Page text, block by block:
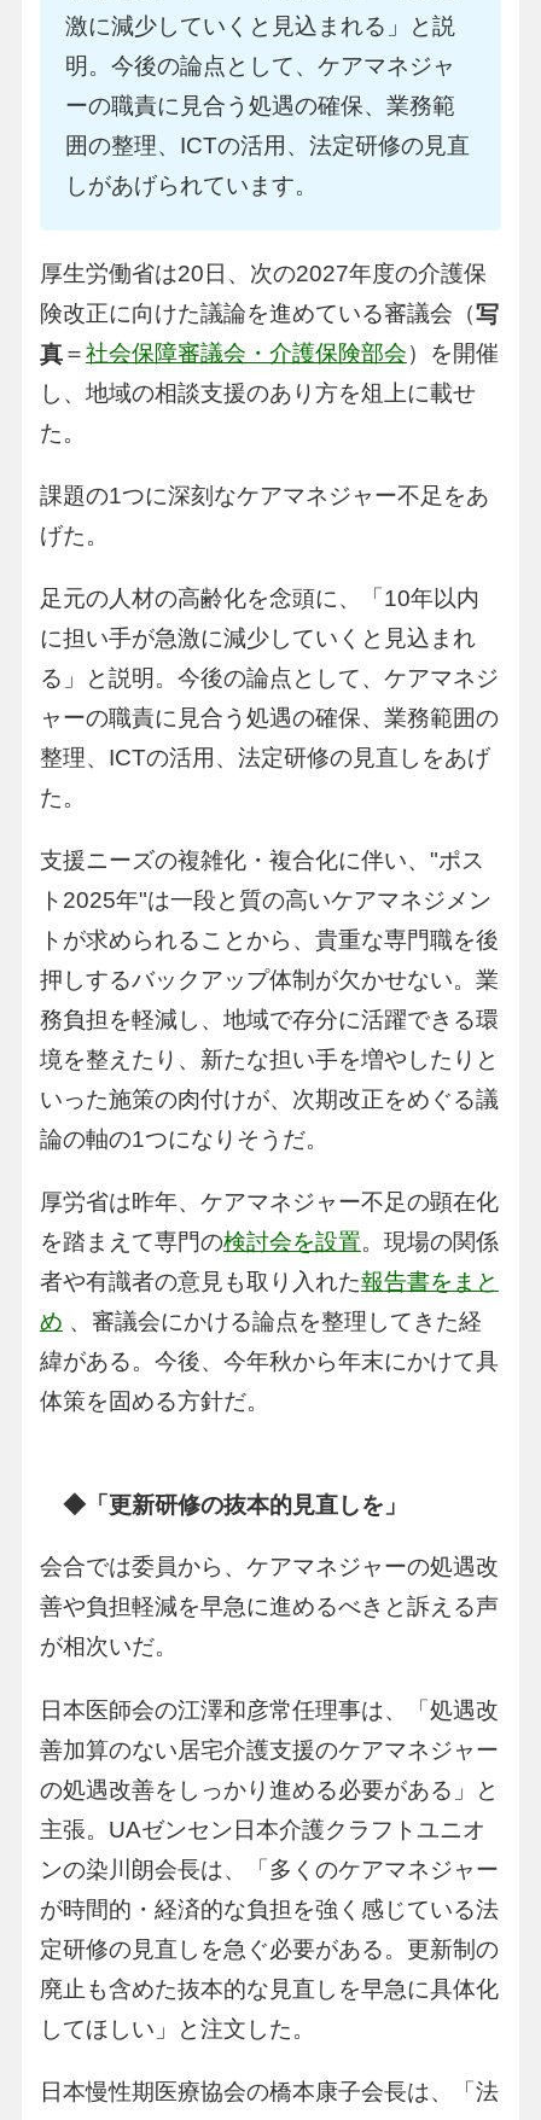
激に減少していくと見込まれる」と説
明。今後の論点として、ケアマネジャ
ーの職責に見合う処遇の確保、業務範
囲の整理、ICTの活用、法定研修の見直
しがあげられています。
厚生労働省は20日、次の2027年度の介護保
険改正に向けた議論を進めている審議会（写
真＝社会保障審議会・介護保険部会）を開催
し、地域の相談支援のあり方を俎上に載せ
た。
課題の1つに深刻なケアマネジャー不足をあ
げた。
足元の人材の高齢化を念頭に、「10年以内
に担い手が急激に減少していくと見込まれ
る」と説明。今後の論点として、ケアマネジ
ャーの職責に見合う処遇の確保、業務範囲の
整理、ICTの活用、法定研修の見直しをあげ
た。
支援ニーズの複雑化・複合化に伴い、"ポス
ト2025年"は一段と質の高いケアマネジメン
トが求められることから、貴重な専門職を後
押しするバックアップ体制が欠かせない。業
務負担を軽減し、地域で存分に活躍できる環
境を整えたり、新たな担い手を増やしたりと
いった施策の肉付けが、次期改正をめぐる議
論の軸の1つになりそうだ。
厚労省は昨年、ケアマネジャー不足の顕在化
を踏まえて専門の検討会を設置。現場の関係
者や有識者の意見も取り入れた報告書をまと
め 、審議会にかける論点を整理してきた経
緯がある。今後、今年秋から年末にかけて具
体策を固める方針だ。
◆「更新研修の抜本的見直しを」
会合では委員から、ケアマネジャーの処遇改
善や負担軽減を早急に進めるべきと訴える声
が相次いだ。
日本医師会の江澤和彦常任理事は、「処遇改
善加算のない居宅介護支援のケアマネジャー
の処遇改善をしっかり進める必要がある」と
主張。UAゼンセン日本介護クラフトユニオ
ンの染川朗会長は、「多くのケアマネジャー
が時間的・経済的な負担を強く感じている法
定研修の見直しを急ぐ必要がある。更新制の
廃止も含めた抜本的な見直しを早急に具体化
してほしい」と注文した。
日本慢性期医療協会の橋本康子会長は、「法